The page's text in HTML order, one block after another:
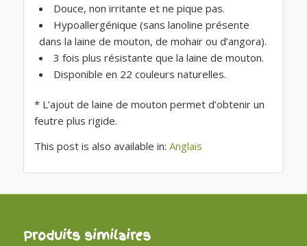
Douce, non irritante et ne pique pas.
Hypoallergénique (sans lanoline présente
dans la laine de mouton, de mohair ou d’angora).
3 fois plus résistante que la laine de mouton.
Disponible en 22 couleurs naturelles.
* L’ajout de laine de mouton permet d’obtenir un
feutre plus rigide.
This post is also available in: Anglais
Produits similaires